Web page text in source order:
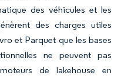
des véhicules et les
des charges utiles
et Parquet que les bases
ne peuvent pas
de lakehouse en